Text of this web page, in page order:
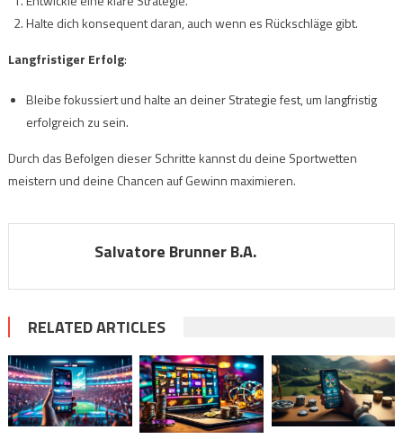
Halte dich konsequent daran, auch wenn es Rückschläge gibt.
Langfristiger Erfolg:
Bleibe fokussiert und halte an deiner Strategie fest, um langfristig
erfolgreich zu sein.
Durch das Befolgen dieser Schritte kannst du deine Sportwetten
meistern und deine Chancen auf Gewinn maximieren.
Salvatore Brunner B.A.
RELATED ARTICLES